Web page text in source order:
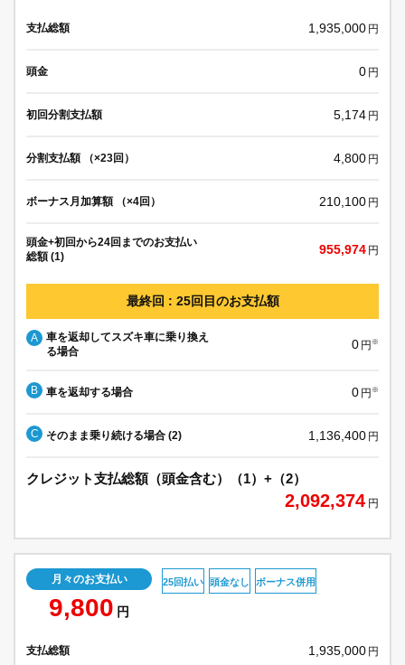
支払総額 1,935,000 円
頭金 0 円
初回分割支払額 5,174 円
分割支払額 （×23回） 4,800 円
ボーナス月加算額 （×4回） 210,100 円
頭金+初回から24回までのお支払い
総額 (1)
955,974 円
最終回 : 25回目のお支払額
A
車を返却してスズキ車に乗り換え
る場合
0 円 ※
B 車を返却する場合 0 円 ※
C そのまま乗り続ける場合 (2) 1,136,400 円
クレジット支払総額（頭金含む）（1）+（2）
2,092,374 円
月々のお支払い
9,800 円
25回払い 頭金なし ボーナス併用
支払総額 1,935,000 円